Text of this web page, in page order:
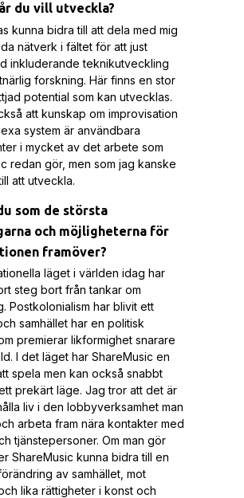
du vill utveckla?
kunna bidra till att dela med mig
nätverk i fältet för att just
inkluderande teknikutveckling
forskning. Här finns en stor
potential som kan utvecklas.
att kunskap om improvisation
system är användbara
i mycket av det arbete som
redan gör, men som jag kanske
att utveckla.
som de största
och möjligheterna för
framöver?
läget i världen idag har
steg bort från tankar om
Postkolonialism har blivit ett
samhället har en politisk
premierar likformighet snarare
I det läget har ShareMusic en
spela men kan också snabbt
prekärt läge. Jag tror att det är
liv i den lobbyverksamhet man
arbeta fram nära kontakter med
tjänstepersoner. Om man gör
ShareMusic kunna bidra till en
av samhället, mot
lika rättigheter i konst och